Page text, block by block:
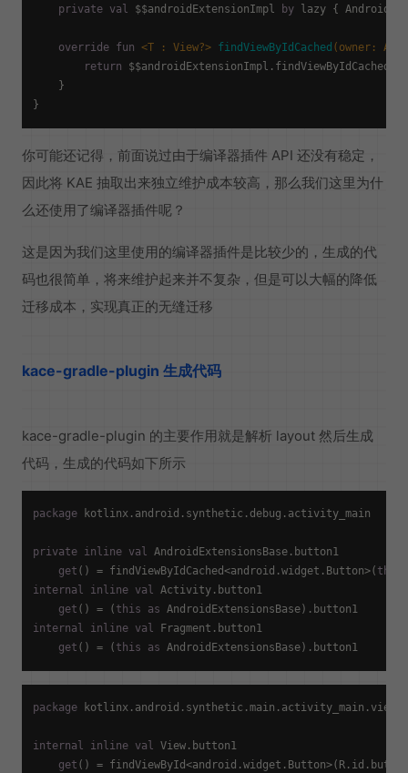
private val $$androidExtensionImpl by lazy {
override fun <T : View?> findViewByIdCached (owner:
return
    }
你可能还记得，前面说过由于编译器插件 API 还没有稳定，
因此将 KAE 抽取出来独立维护成本较高，那么我们这里为什
么还使用了编译器插件呢？
这是因为我们这里使用的编译器插件是比较少的，生成的代
码也很简单，将来维护起来并不复杂，但是可以大幅的降低
迁移成本，实现真正的无缝迁移
kace-gradle-plugin 生成代码
kace-gradle-plugin 的主要作用就是解析 layout 然后生成
代码，生成的代码如下所示
package kotlinx.android.synthetic.debug.activity_main
private inline val AndroidExtensionsBase.button1
get () = findViewByIdCached<android.widget.Button>( this
internal
inline val Activity.button1
get () = ( this as
internal
inline val Fragment.button1
get () = ( this as
package kotlinx.android.synthetic.main.activity_main.view
internal inline val View.button1
get